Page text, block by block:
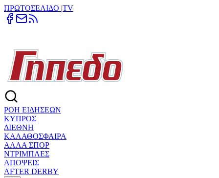
ΠΡΩΤΟΣΕΛΙΔΟ |TV
ΡΟΗ ΕΙΔΗΣΕΩΝ
ΚΥΠΡΟΣ
ΔΙΕΘΝΗ
ΚΑΛΑΘΟΣΦΑΙΡΑ
ΑΛΛΑ ΣΠΟΡ
ΝΤΡΙΜΠΛΕΣ
ΑΠΟΨΕΙΣ
AFTER DERBY